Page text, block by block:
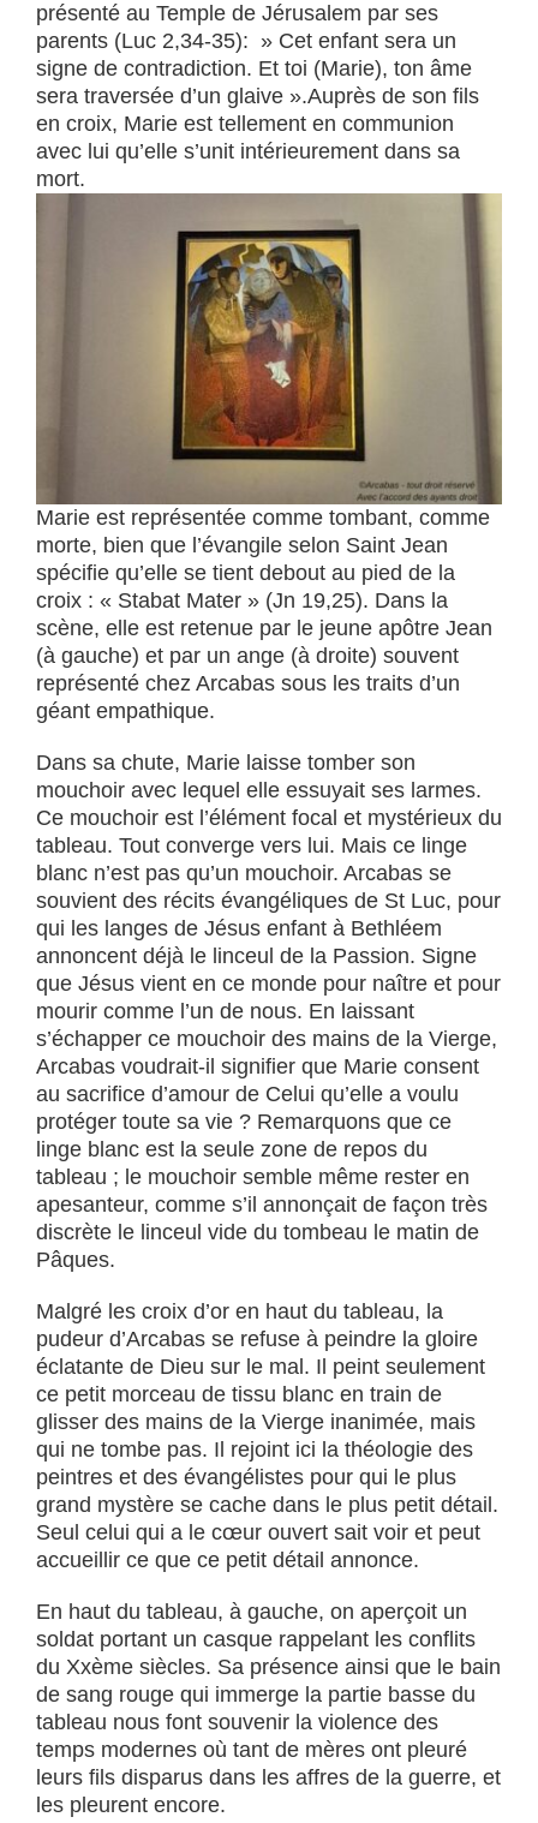
présenté au Temple de Jérusalem par ses
parents (Luc 2,34-35): » Cet enfant sera un
signe de contradiction. Et toi (Marie), ton âme
sera traversée d’un glaive ».Auprès de son fils
en croix, Marie est tellement en communion
avec lui qu’elle s’unit intérieurement dans sa
mort.
Marie est représentée comme tombant, comme
morte, bien que l’évangile selon Saint Jean
spécifie qu’elle se tient debout au pied de la
croix : « Stabat Mater » (Jn 19,25). Dans la
scène, elle est retenue par le jeune apôtre Jean
(à gauche) et par un ange (à droite) souvent
représenté chez Arcabas sous les traits d’un
géant empathique.
Dans sa chute, Marie laisse tomber son
mouchoir avec lequel elle essuyait ses larmes.
Ce mouchoir est l’élément focal et mystérieux du
tableau. Tout converge vers lui. Mais ce linge
blanc n’est pas qu’un mouchoir. Arcabas se
souvient des récits évangéliques de St Luc, pour
qui les langes de Jésus enfant à Bethléem
annoncent déjà le linceul de la Passion. Signe
que Jésus vient en ce monde pour naître et pour
mourir comme l’un de nous. En laissant
s’échapper ce mouchoir des mains de la Vierge,
Arcabas voudrait-il signifier que Marie consent
au sacrifice d’amour de Celui qu’elle a voulu
protéger toute sa vie ? Remarquons que ce
linge blanc est la seule zone de repos du
tableau ; le mouchoir semble même rester en
apesanteur, comme s’il annonçait de façon très
discrète le linceul vide du tombeau le matin de
Pâques.
Malgré les croix d’or en haut du tableau, la
pudeur d’Arcabas se refuse à peindre la gloire
éclatante de Dieu sur le mal. Il peint seulement
ce petit morceau de tissu blanc en train de
glisser des mains de la Vierge inanimée, mais
qui ne tombe pas. Il rejoint ici la théologie des
peintres et des évangélistes pour qui le plus
grand mystère se cache dans le plus petit détail.
Seul celui qui a le cœur ouvert sait voir et peut
accueillir ce que ce petit détail annonce.
En haut du tableau, à gauche, on aperçoit un
soldat portant un casque rappelant les conflits
du Xxème siècles. Sa présence ainsi que le bain
de sang rouge qui immerge la partie basse du
tableau nous font souvenir la violence des
temps modernes où tant de mères ont pleuré
leurs fils disparus dans les affres de la guerre, et
les pleurent encore.